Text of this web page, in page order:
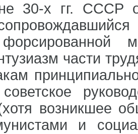
30-х гг. СССР
форсированной
части
возникшее
и